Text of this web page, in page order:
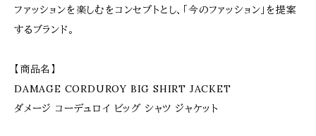
ファッションを楽しむをコンセプトとし、「今のファッション」を提案
するブランド。
【商品名】
DAMAGE CORDUROY BIG SHIRT JACKET
ダメージ コーデュロイ ビッグ シャツ ジャケット